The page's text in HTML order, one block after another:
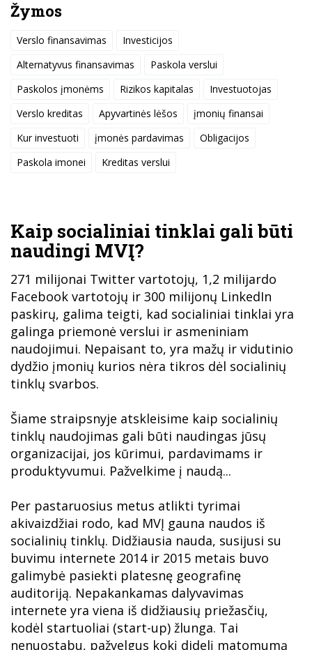
Kaip socialiniai tinklai gali būti
naudingi MVĮ?
271 milijonai Twitter vartotojų, 1,2 milijardo
Facebook vartotojų ir 300 milijonų LinkedIn
paskirų, galima teigti, kad socialiniai tinklai yra
galinga priemonė verslui ir asmeniniam
naudojimui. Nepaisant to, yra mažų ir vidutinio
dydžio įmonių kurios nėra tikros dėl socialinių
tinklų svarbos.
Šiame straipsnyje atskleisime kaip socialinių
tinklų naudojimas gali būti naudingas jūsų
organizacijai, jos kūrimui, pardavimams ir
produktyvumui. Pažvelkime į naudą...
Per pastaruosius metus atlikti tyrimai
akivaizdžiai rodo, kad MVĮ gauna naudos iš
socialinių tinklų. Didžiausia nauda, susijusi su
buvimu internete 2014 ir 2015 metais buvo
galimybė pasiekti platesnę geografinę
auditoriją. Nepakankamas dalyvavimas
internete yra viena iš didžiausių priežasčių,
kodėl startuoliai (start-up) žlunga. Tai
nenuostabu, pažvelgus kokį didelį matomumą
Žymos
Verslo finansavimas
Investicijos
Alternatyvus finansavimas
Paskola verslui
Paskolos įmonėms
Rizikos kapitalas
Investuotojas
Verslo kreditas
Apyvartinės lėšos
įmonių finansai
Kur investuoti
įmonės pardavimas
Obligacijos
Paskola imonei
Kreditas verslui